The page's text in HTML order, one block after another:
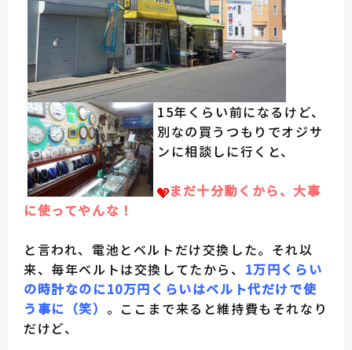
15年くらい前になるけど、
別なの買うつもりでオジサ
ンに相談しに行くと、
まだ十分動くから、大事
に使ってやんな！
と言われ、電池とベルトだけ交換した。それ以
来、毎年ベルトは交換してたから、 1万円くらい
の時計なのに10万円くらいはベルト代だけで使
う事に（笑） 。ここまで来ると維持費もそれなり
だけど、